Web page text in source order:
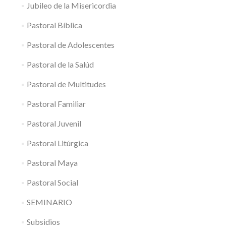
Jubileo de la Misericordia
Pastoral Bíblica
Pastoral de Adolescentes
Pastoral de la Salúd
Pastoral de Multitudes
Pastoral Familiar
Pastoral Juvenil
Pastoral Litúrgica
Pastoral Maya
Pastoral Social
SEMINARIO
Subsidios